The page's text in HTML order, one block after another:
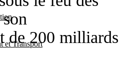
et Transport
de 200 milliards